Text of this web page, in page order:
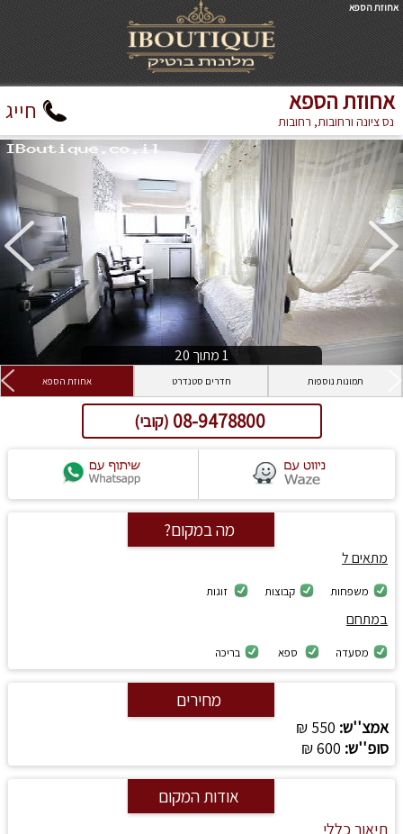
אחוזת הספא
אחוזת הספא
נס ציונה ורחובות, רחובות חייג
1מתוך 20
אחוזת הספא חדרים סטנדרט תמונות נוספות
08-9478800 (קובי)
מה במקום?
מתאים ל
משפחות קבוצות זוגות
במתחם
מסעדה ספא בריכה
מחירים
אמצ''ש:
סופ''ש:
אודות המקום
תיאור כללי